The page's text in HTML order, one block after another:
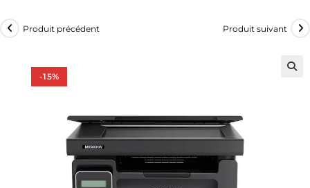
-15%
Produit précédent Produit suivant